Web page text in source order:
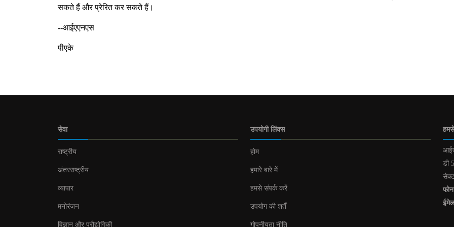
सकते हैं और प्रेरित कर सकते हैं।
--आईएएनएस
पीएके
सेवा
राष्ट्रीय
अंतरराष्ट्रीय
व्यापार
मनोरंजन
विज्ञान और प्रौद्योगिकी
उपयोगी लिंक्स
होम
हमारे बारे में
हमसे संपर्क करें
उपयोग की शर्तें
गोपनीयता नीति
डी